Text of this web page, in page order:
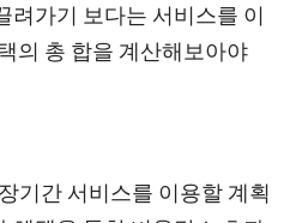
려가기 보다는 서비스를 이
의 총 합을 계산해보아야
기간 서비스를 이용할 계획